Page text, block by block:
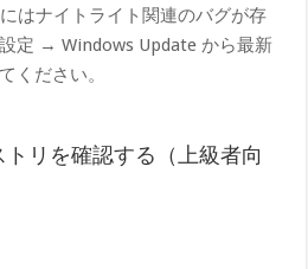
はナイトライト関連のバグが存
定 → Windows Update から最新
ください。
リを確認する（上級者向